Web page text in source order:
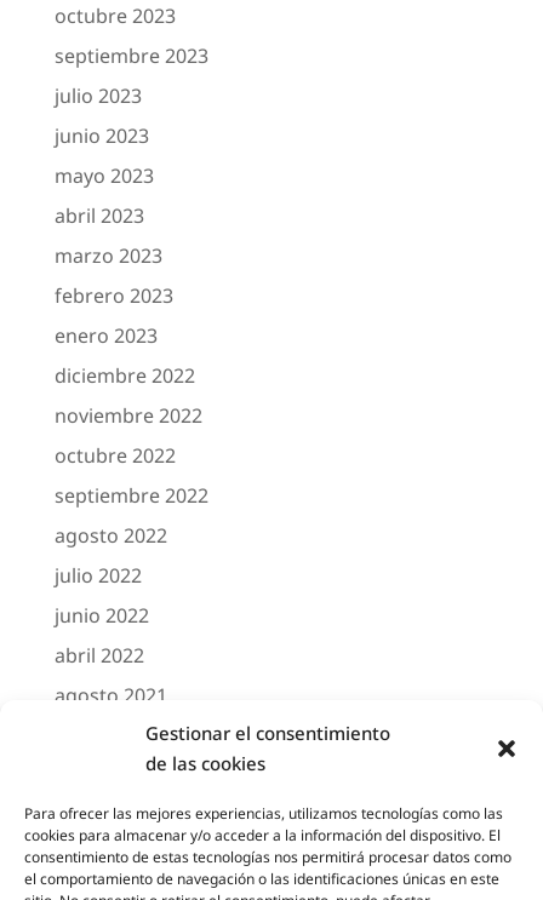
Gestionar el consentimiento
de las cookies
Para ofrecer las mejores experiencias, utilizamos tecnologías como las
cookies para almacenar y/o acceder a la información del dispositivo. El
consentimiento de estas tecnologías nos permitirá procesar datos como
el comportamiento de navegación o las identificaciones únicas en este
octubre 2023
septiembre 2023
julio 2023
junio 2023
mayo 2023
abril 2023
marzo 2023
febrero 2023
enero 2023
diciembre 2022
noviembre 2022
octubre 2022
septiembre 2022
agosto 2022
julio 2022
junio 2022
abril 2022
agosto 2021
marzo 2021
febrero 2021
octubre 2020
agosto 2020